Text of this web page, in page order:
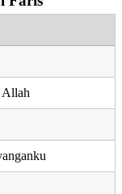
Allah